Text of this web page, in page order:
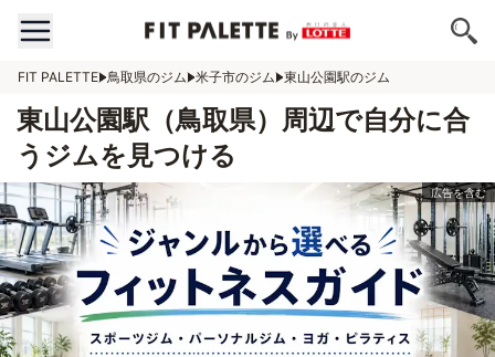
FIT PALETTE 鳥取県のジム 米子市のジム 東山公園駅のジム
東山公園駅（鳥取県）周辺で自分に合
うジムを見つける